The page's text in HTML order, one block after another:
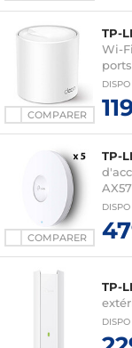
COMPARER
TP-
Wi-
DISPO
COMPARER
TP-
DISPO
TP-
DISPO